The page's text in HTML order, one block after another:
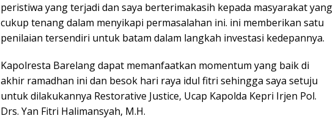
peristiwa yang terjadi dan saya berterimakasih kepada masyarakat yang
cukup tenang dalam menyikapi permasalahan ini. ini memberikan satu
penilaian tersendiri untuk batam dalam langkah investasi kedepannya.
Kapolresta Barelang dapat memanfaatkan momentum yang baik di
akhir ramadhan ini dan besok hari raya idul fitri sehingga saya setuju
untuk dilakukannya Restorative Justice, Ucap Kapolda Kepri Irjen Pol.
Drs. Yan Fitri Halimansyah, M.H.